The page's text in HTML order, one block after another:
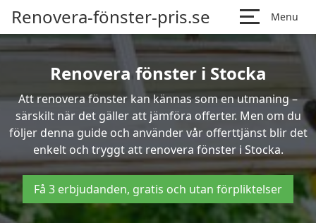
Renovera-fönster-pris.se Menu
Renovera fönster i Stocka
Att renovera fönster kan kännas som en utmaning –
särskilt när det gäller att jämföra offerter. Men om du
följer denna guide och använder vår offerttjänst blir det
enkelt och tryggt att renovera fönster i Stocka.
Få 3 erbjudanden, gratis och utan förpliktelser